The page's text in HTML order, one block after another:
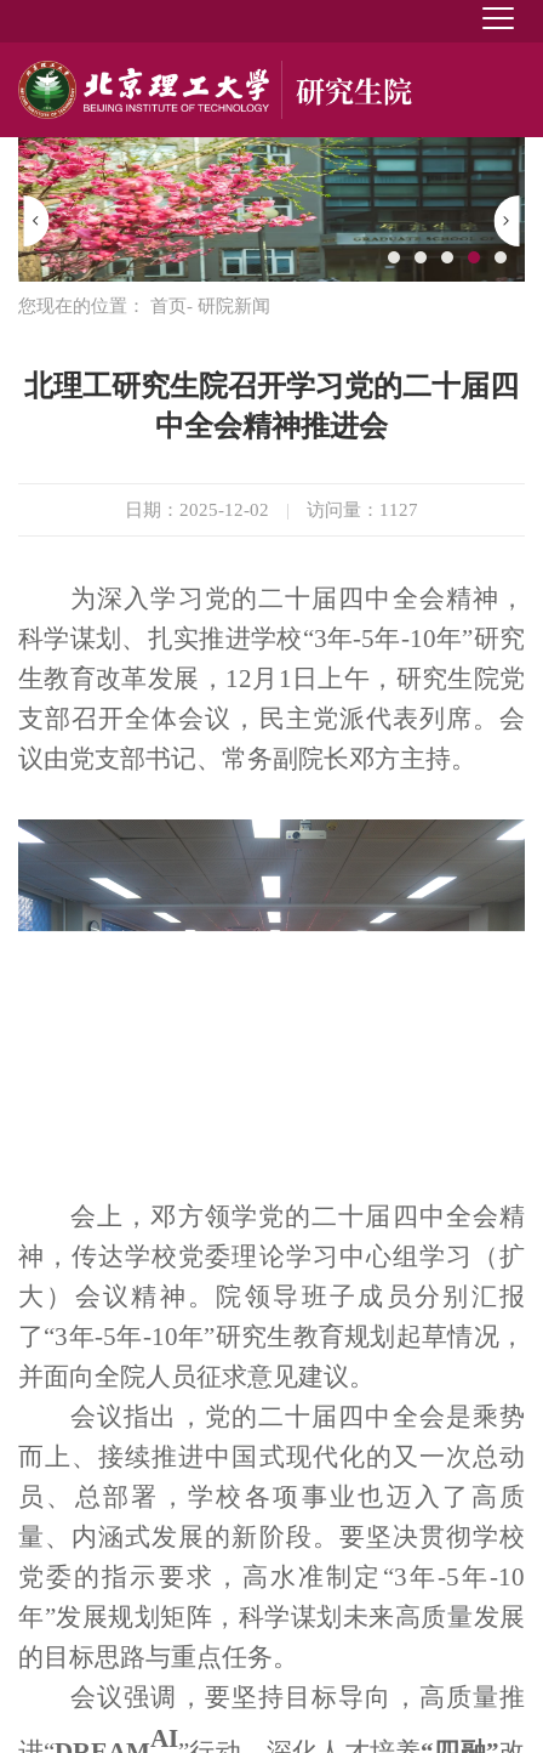
您现在的位置： 首页- 研院新闻
北理工研究生院召开学习党的二十届四
中全会精神推进会
日期：2025-12-02 | 访问量： 1127
为深入学习党的二十届四中全会精神，
科学谋划 、 扎实推进学校“3年-5年-10年”研究
生教育改革发展 ， 12 月 1 日上午，研究生院党
支部召开全体会议，民主党派代表列席。会
议由党支部书记、常务副院长邓方主持。
会上，邓方领学党的二十届四中全会精
神，传达学校党委理论学习中心组学习（扩
大）会议精神。院领导班子成员分别 汇报
了“3年-5年-10年”研究生教育规划起草情况，
并面向全院人员征求意见建议。
会议指出， 党的二十届四中全会是乘势
而上、接续推进中国式现代化的又一次总动
员、总部署，学校各项事业也迈入了高质
量、内涵式发展的新阶段。 要坚决贯彻学校
党委的指示要求 ，高水准制定 “3年-5年-10
年”发展规划矩阵 ，科学谋划 未来高质量发展
的目标思路与重点任务。
会议强调，要坚持目标导向， 高质量推
AI